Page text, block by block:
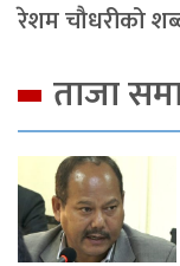
रेशम चौधरीको
ताजा